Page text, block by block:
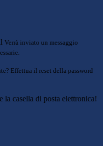
Verrà inviato un messaggio
Effettua il reset della password
casella di posta elettronica!